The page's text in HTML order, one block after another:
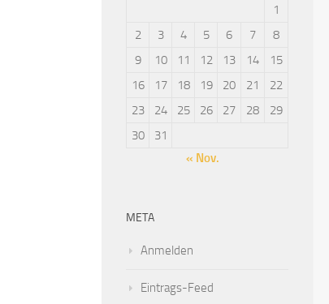
1
2
3 4 5 6 7
8
9
10 11 12 13 14
15
16
17 18 19 20 21
22
23
24 25 26 27 28
29
30
31
« Nov.
META
Anmelden
Eintrags-Feed